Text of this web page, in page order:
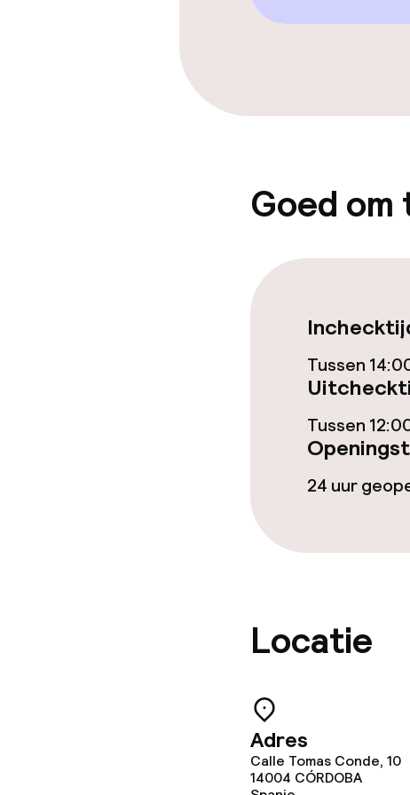
Entertainment
Betaalde wifi
Terras
Eet- en
Restaurant
Ontbijtbuffet
Faciliteiten en
Babysitservice
Goed
Tussen
Tussen
24 uur
Locatie
Adres
Calle Tomas Conde, 10
14004 CÓRDOBA